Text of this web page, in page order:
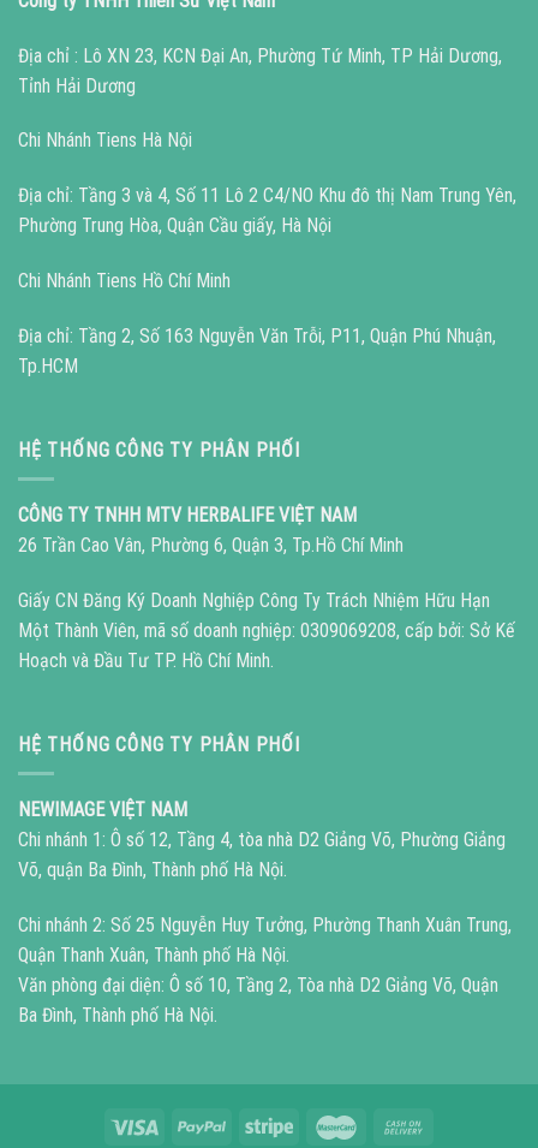
Địa chỉ : Lô XN 23, KCN Đại An, Phường Tứ Minh, TP Hải Dương,
Tỉnh Hải Dương
Chi Nhánh Tiens Hà Nội
Địa chỉ: Tầng 3 và 4, Số 11 Lô 2 C4/NO Khu đô thị Nam Trung Yên,
Phường Trung Hòa, Quận Cầu giấy, Hà Nội
Chi Nhánh Tiens Hồ Chí Minh
Địa chỉ: Tầng 2, Số 163 Nguyễn Văn Trỗi, P11, Quận Phú Nhuận,
Tp.HCM
HỆ THỐNG CÔNG TY PHÂN PHỐI
CÔNG TY TNHH MTV HERBALIFE VIỆT NAM
26 Trần Cao Vân, Phường 6, Quận 3, Tp.Hồ Chí Minh
Giấy CN Đăng Ký Doanh Nghiệp Công Ty Trách Nhiệm Hữu Hạn
Một Thành Viên, mã số doanh nghiệp: 0309069208, cấp bởi: Sở Kế
Hoạch và Đầu Tư TP. Hồ Chí Minh.
HỆ THỐNG CÔNG TY PHÂN PHỐI
NEWIMAGE VIỆT NAM
Chi nhánh 1: Ô số 12, Tầng 4, tòa nhà D2 Giảng Võ, Phường Giảng
Võ, quận Ba Đình, Thành phố Hà Nội.
Chi nhánh 2: Số 25 Nguyễn Huy Tưởng, Phường Thanh Xuân Trung,
Quận Thanh Xuân, Thành phố Hà Nội.
Văn phòng đại diện: Ô số 10, Tầng 2, Tòa nhà D2 Giảng Võ, Quận
Ba Đình, Thành phố Hà Nội.